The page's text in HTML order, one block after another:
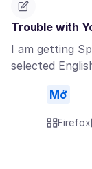
Trouble with
I am getting
selected
Mở
Firefox